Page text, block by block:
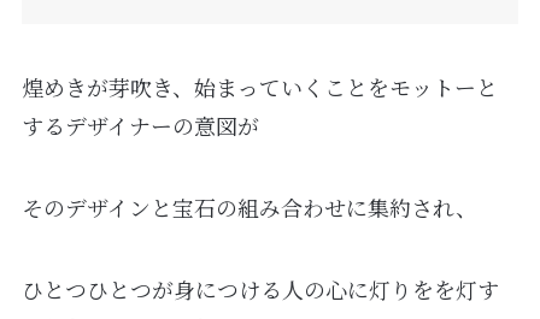
煌めきが芽吹き、始まっていくことをモットーと
するデザイナーの意図が
そのデザインと宝石の組み合わせに集約され、
ひとつひとつが身につける人の心に灯りをを灯す